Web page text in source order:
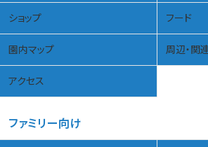
ショップ フード
園内マップ 周辺・関
アクセス
ファミリー向け